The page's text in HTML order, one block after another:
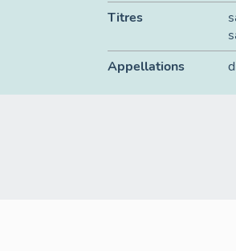
Titres
Appellations